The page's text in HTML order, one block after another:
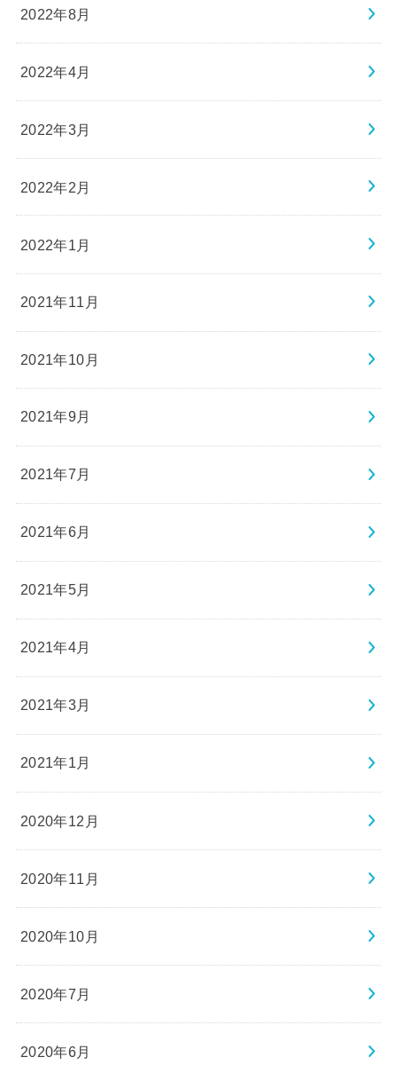
2022年8月
2022年4月
2022年3月
2022年2月
2022年1月
2021年11月
2021年10月
2021年9月
2021年7月
2021年6月
2021年5月
2021年4月
2021年3月
2021年1月
2020年12月
2020年11月
2020年10月
2020年7月
2020年6月